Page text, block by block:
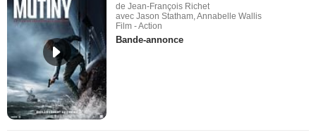
de Jean-François Richet
avec Jason Statham, Annabelle Wallis
Film - Action
Bande-annonce